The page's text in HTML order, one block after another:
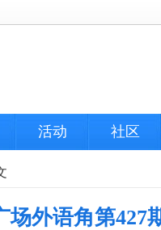
活动 社区
场外语角第427